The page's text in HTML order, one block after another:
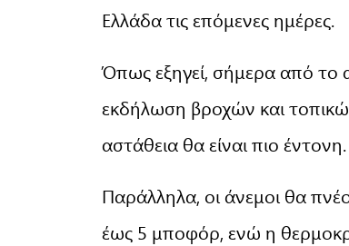
Ελλάδα τις επόμενες ημέρες.
Όπως εξηγεί, σήμερα από το
εκδήλωση βροχών και
αστάθεια θα είναι πιο έντονη.
Παράλληλα, οι άνεμοι θα
έως 5 μποφόρ, ενώ η